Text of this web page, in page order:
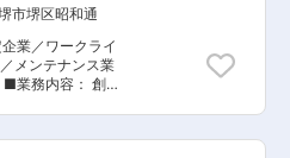
いただく方が不
をご用意してい
）＋家族行事の
学校の運動会、
◇家賃9割負担
る仕組みとなり
棟数が可視化さ
の、一般家庭の
事とは、空気の
環境を調節する
管工事のことで
や給湯設備を設
配管工事とはガ
市堺区昭和通
業／ワークライ
メンテナンス業
、水処理施設へ